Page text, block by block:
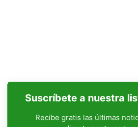
Suscríbete a nuestra
Recibe gratis las últimas